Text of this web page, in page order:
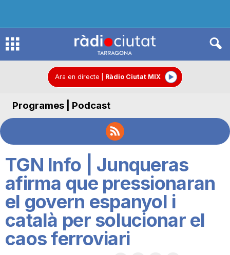
R
d
o
C
i
Ara en directe Ràdio Ciutat MIX
Programes | Podcast
TGN Info | Junqueras
afirma que pressionaran
el govern espanyol i
català per solucionar el
caos ferroviari